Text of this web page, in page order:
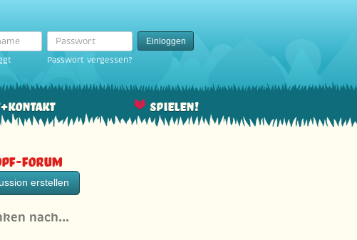
Passwort
Einloggen
Passwort vergessen?
Spielen!
Forum
erstellen
nach…